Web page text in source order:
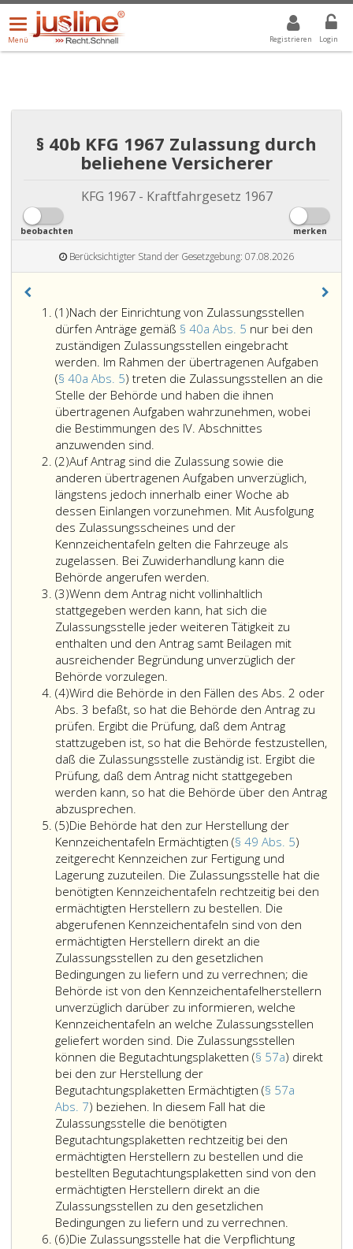
Registrieren Login
Menü
öffnen/schließen
Menü
ALLE DROPDOWN: GEWÄHLTER WERT IST ALLE
§ 40b KFG 1967 Zulassung durch
beliehene Versicherer
KFG 1967 - Kraftfahrgesetz 1967
beobachten merken
Berücksichtigter Stand der Gesetzgebung: 07.08.2026
(1)Absatz
eins,
Nach der Einrichtung von Zulassungsstellen
dürfen Anträge gemäß § 40a Abs. 5 nur bei den
zuständigen Zulassungsstellen eingebracht
werden. Im Rahmen der übertragenen Aufgaben
(§ 40a Abs. 5) treten die Zulassungsstellen an die
Stelle der Behörde und haben die ihnen
übertragenen Aufgaben wahrzunehmen, wobei
die Bestimmungen des IV. Abschnittes
anzuwenden sind.
der
Einrichtung
von
Zulassungsstellen
dürfen
Anträge
gemäß
Paragraph
40
a,
Absatz
5,
nur
bei
den
zuständigen
Zulassungsstellen
eingebracht
werden.
Im
Rahmen
übertragenen
Aufgaben
(Paragraph
40
a,
Absatz
5,)
treten
die
Zulassungsstellen
an
die
Stelle
der
Behörde
und
haben
die
ihnen
übertragenen
Aufgaben
wahrzunehmen,
wobei
die
Bestimmungen
des
(2)Absatz
2,
Auf Antrag sind die Zulassung sowie die
anderen übertragenen Aufgaben unverzüglich,
längstens jedoch innerhalb einer Woche ab
dessen Einlangen vorzunehmen. Mit Ausfolgung
des Zulassungsscheines und der
Kennzeichentafeln gelten die Fahrzeuge als
zugelassen. Bei Zuwiderhandlung kann die
Behörde angerufen werden.
(3)Absatz
3,
Wenn dem Antrag nicht vollinhaltlich
stattgegeben werden kann, hat sich die
Zulassungsstelle jeder weiteren Tätigkeit zu
enthalten und den Antrag samt Beilagen mit
ausreichender Begründung unverzüglich der
Behörde vorzulegen.
(4)Absatz
4,
Wird die Behörde in den Fällen des Abs. 2 oder
Abs. 3 befaßt, so hat die Behörde den Antrag zu
prüfen. Ergibt die Prüfung, daß dem Antrag
stattzugeben ist, so hat die Behörde festzustellen,
daß die Zulassungsstelle zuständig ist. Ergibt die
Prüfung, daß dem Antrag nicht stattgegeben
werden kann, so hat die Behörde über den Antrag
abzusprechen.
die
Behörde
in
den
Fällen
des
Absatz
2,
oder
Absatz
3,
befaßt,
so
hat
die
Behörde
den
Antrag
zu
prüfen.
Ergibt
die
Prüfung,
daß
dem
Antrag
(5)Absatz
5,
Die Behörde hat den zur Herstellung der
Kennzeichentafeln Ermächtigten (§ 49 Abs. 5)
zeitgerecht Kennzeichen zur Fertigung und
Lagerung zuzuteilen. Die Zulassungsstelle hat die
benötigten Kennzeichentafeln rechtzeitig bei den
ermächtigten Herstellern zu bestellen. Die
abgerufenen Kennzeichentafeln sind von den
ermächtigten Herstellern direkt an die
Zulassungsstellen zu den gesetzlichen
Bedingungen zu liefern und zu verrechnen; die
Behörde ist von den Kennzeichentafelherstellern
unverzüglich darüber zu informieren, welche
Kennzeichentafeln an welche Zulassungsstellen
geliefert worden sind. Die Zulassungsstellen
können die Begutachtungsplaketten (§ 57a) direkt
bei den zur Herstellung der
Begutachtungsplaketten Ermächtigten (§ 57a
Abs. 7) beziehen. In diesem Fall hat die
Zulassungsstelle die benötigten
Begutachtungsplaketten rechtzeitig bei den
ermächtigten Herstellern zu bestellen und die
bestellten Begutachtungsplaketten sind von den
ermächtigten Herstellern direkt an die
Zulassungsstellen zu den gesetzlichen
Bedingungen zu liefern und zu verrechnen.
Behörde
(6)Absatz
Die Zulassungsstelle hat die Verpflichtung